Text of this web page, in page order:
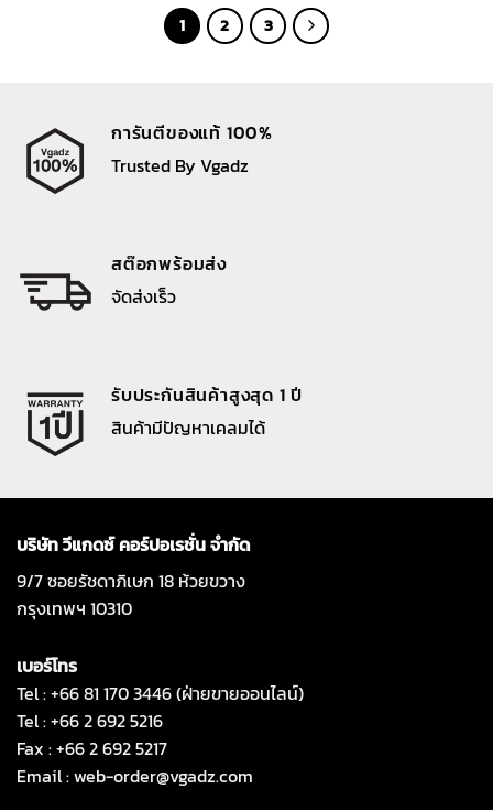
1,190 ฿.
1 2 3
การันตีของแท้ 100%
Trusted By Vgadz
สต๊อกพร้อมส่ง
จัดส่งเร็ว
รับประกันสินค้าสูงสุด 1 ปี
สินค้ามีปัญหาเคลมได้
บริษัท วีแกดซ์ คอร์ปอเรชั่น จำกัด
9/7 ซอยรัชดาภิเษก 18 ห้วยขวาง
กรุงเทพฯ 10310
เบอร์โทร
Tel : +66 81 170 3446 (ฝ่ายขายออนไลน์)
Tel : +66 2 692 5216
Fax : +66 2 692 5217
Email :web-order@vgadz.com